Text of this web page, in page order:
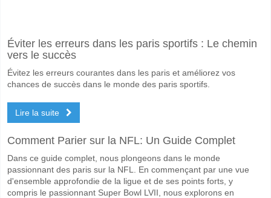
Le match entre Red Star FC 93 v St Etienne 01 November 2025
Quelle est l'équipe favorite pour gagner entre Red Star
St Etienne pour le Gagnant du match, avec une probabilité de 42%
Les deux équipes marqueront-elles dans le match
Oui pour Les Deux Équipes Marquent, avec un pourcentage de 61%.
Quel sera le résultat correct attendu entre Red Star FC
Sur le côté risqué, vous pouvez essayer le Résultat Correct de 1-2
Éviter les erreurs dans les paris sportifs : Le chemin
vers le succès
Évitez les erreurs courantes dans les paris et améliorez vos
chances de succès dans le monde des paris sportifs.
Lire la suite
Comment Parier sur la NFL: Un Guide Complet
Dans ce guide complet, nous plongeons dans le monde
passionnant des paris sur la NFL. En commençant par une vue
d'ensemble approfondie de la ligue et de ses points forts, y
compris le passionnant Super Bowl LVII, nous explorons en